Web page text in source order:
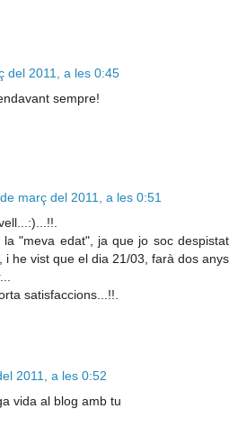
del 2011, a les 0:45
sempre!
març del 2011, a les 0:51
"meva edat", ja que jo soc despistat
i he vist que el dia 21/03, farà dos anys
satisfaccions...!!.
2011, a les 0:52
vida al blog amb tu